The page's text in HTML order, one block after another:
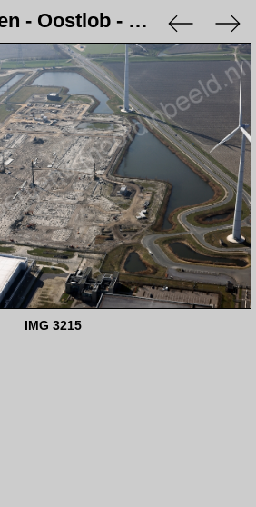
Eemshaven - Oostlob - 9 maart 2024
IMG 3215